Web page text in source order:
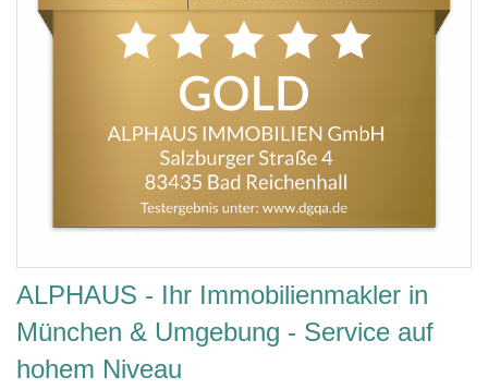
ALPHAUS - Ihr Immobilienmakler in
München & Umgebung - Service auf
hohem Niveau